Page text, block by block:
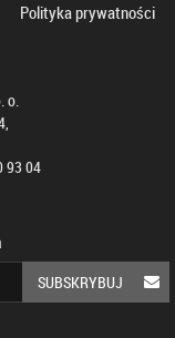
Polityka prywatności
o.
93 04
SUBSKRYBUJ